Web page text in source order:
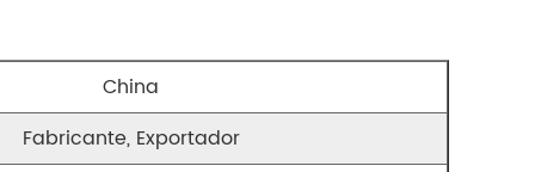
China
Fabricante, Exportador